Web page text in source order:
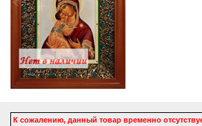
К сожалению, данный товар временно